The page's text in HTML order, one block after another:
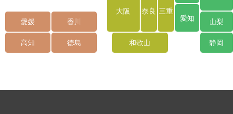
山梨
愛知
静岡
大阪 奈良 三重
和歌山
香川
愛媛
徳島
高知